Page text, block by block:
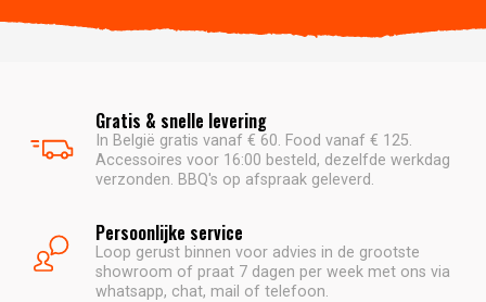
Gratis & snelle levering
In België gratis vanaf € 60. Food vanaf € 125.
Accessoires voor 16:00 besteld, dezelfde werkdag
verzonden. BBQ's op afspraak geleverd.
Persoonlijke service
Loop gerust binnen voor advies in de grootste
showroom of praat 7 dagen per week met ons via
whatsapp, chat, mail of telefoon.